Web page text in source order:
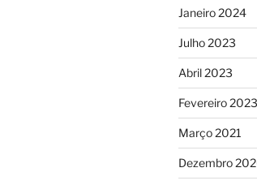
Janeiro 2024
Julho 2023
Abril 2023
Fevereiro 2023
Março 2021
Dezembro